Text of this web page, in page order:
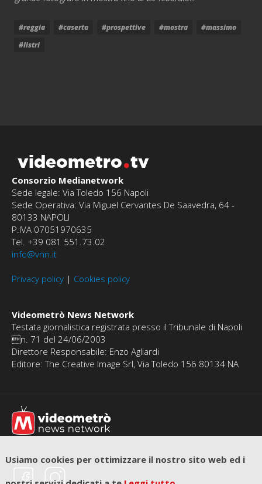
Usiamo cookies per ottimizzare il nostro sito web ed i
#reggia #caserta #prospettive #mostra
#massimo
#listri
videometro tv
Consorzio Medianetwork
Sede legale: Via Toledo 156 Napoli
Sede Operativa: Via Miguel Cervantes De Saavedra, 64 -
80133 NAPOLI
P.IVA 07051970635
Tel. +39 081 551.73.02
info@vnn.it
Privacy policy | Cookies policy
Videometrò News Network
Testata giornalistica registrata presso il Tribunale di Napoli
n. 71 del 24/06/2003
Direttore Responsabile: Enzo Agliardi
Editore: The Creative Image Srl, Via Toledo 156 80134 NA